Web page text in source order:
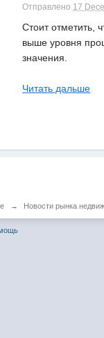
Отправлено 17
Стоит отметить,
выше уровня
значения.
Читать дальше
→ Новости рынка